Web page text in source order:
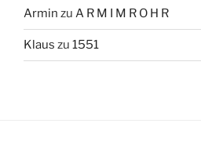
Armin zu A R M I M R O H R
Klaus zu 1551